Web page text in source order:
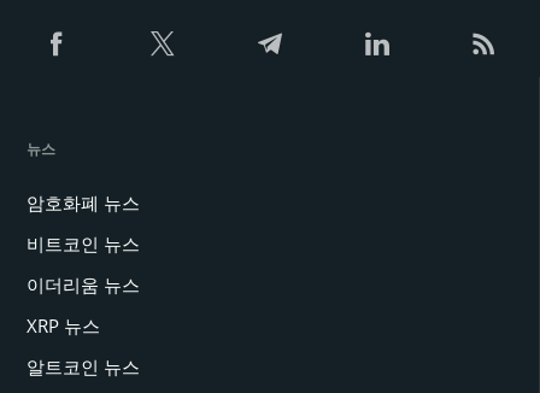
뉴스
암호화폐 뉴스
비트코인 뉴스
이더리움 뉴스
XRP 뉴스
알트코인 뉴스